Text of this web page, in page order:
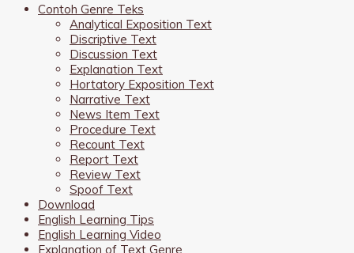
Contoh Genre Teks
Analytical Exposition Text
Discriptive Text
Discussion Text
Explanation Text
Hortatory Exposition Text
Narrative Text
News Item Text
Procedure Text
Recount Text
Report Text
Review Text
Spoof Text
Download
English Learning Tips
English Learning Video
Explanation of Text Genre